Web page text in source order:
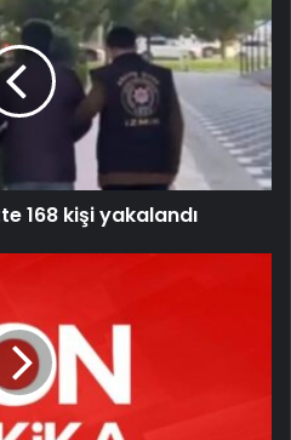
168 kişi yakalandı